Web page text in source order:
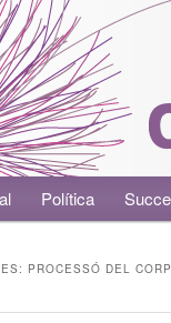
principal
secundari
Política
PROCESSÓ DEL